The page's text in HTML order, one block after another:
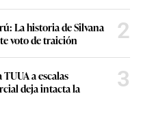
La historia de Silvana
voto de traición
2
a escalas
deja intacta la
3